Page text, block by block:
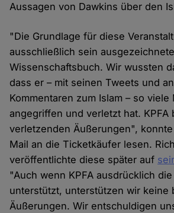
Aussagen von Dawkins über den
"Die Grundlage für diese
ausschließlich sein
Wissenschaftsbuch. Wir wussten
dass er – mit seinen Tweets und
Kommentaren zum Islam – so viele
angegriffen und verletzt hat. KPFA
verletzenden Äußerungen",
Mail an die Ticketkäufer lesen.
veröffentlichte diese später auf
"Auch wenn KPFA ausdrücklich
unterstützt, unterstützen wir keine
Äußerungen. Wir entschuldigen